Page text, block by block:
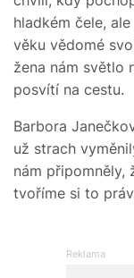
hladkém čele,
věku vědomé
žena nám světlo
posvítí na cestu.
Barbora
už strach
nám připomněly,
tvoříme si to